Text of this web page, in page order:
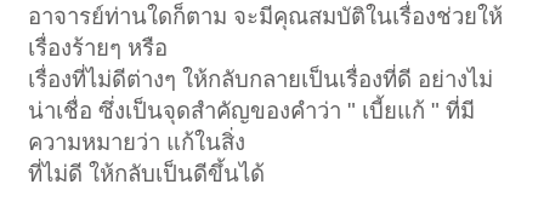
อาจารย์ท่านใดก็ตาม จะมีคุณสมบัติในเรื่องช่วยให้
เรื่องร้ายๆ หรือ
เรื่องที่ไม่ดีต่างๆ ให้กลับกลายเป็นเรื่องที่ดี อย่างไม่
น่าเชื่อ ซึ่งเป็นจุดสำคัญของคำว่า " เบี้ยแก้ " ที่มี
ความหมายว่า แก้ในสิ่ง
ที่ไม่ดี ให้กลับเป็นดีขึ้นได้